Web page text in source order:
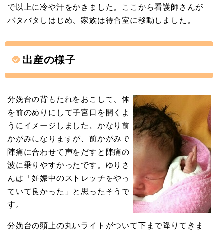
で以上に冷や汗をかきました。ここから看護師さんが
バタバタしはじめ、家族は待合室に移動しました。
出産の様子
分娩台の背もたれをおこして、体
を前のめりにして子宮口を開くよ
うにイメージしました。かなり前
かがみになりますが、前かがみで
陣痛に合わせて声をだすと陣痛の
波に乗りやすかったです。ゆりさ
んは「妊娠中のストレッチをやっ
ていて良かった」と思ったそうで
す。
分娩台の頭上の丸いライトがついて下まで降りてきま